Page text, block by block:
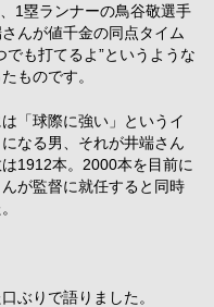
1塁ランナーの鳥谷敬選手
んが値千金の同点タイム
でも打てるよ”というような
ものです。
「球際に強い」というイ
なる男、それが井端さん
1912本。2000本を目前に
が監督に就任すると同時
ぶりで語りました。